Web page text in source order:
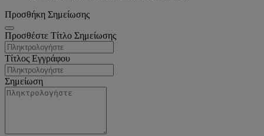
Προσθήκη Σημείωσης
Προσθέστε Τίτλο Σημείωσης
Τίτλος Εγγράφου
Σημείωση